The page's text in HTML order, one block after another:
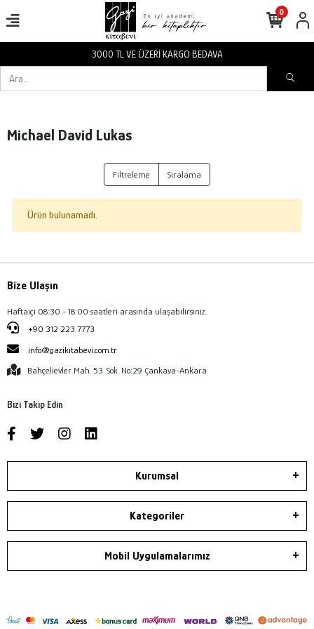
3000 TL VE ÜZERİ KARGO BEDAVA
0
Michael David Lukas
Filtreleme Sıralama
Ürün bulunamadı.
Bize Ulaşın
Haftaiçi 08:30 - 18:00 saatleri arasında ulaşabilirsiniz.
+90 312 223 7773
info@gazikitabevi.com.tr
Bahçelievler Mah. 53. Sok. No:29 Çankaya-Ankara
Bizi Takip Edin
Kurumsal
Kategoriler
Mobil Uygulamalarımız